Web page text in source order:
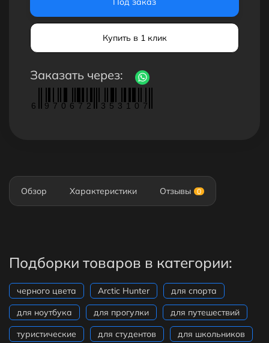
Купить в 1 клик
Заказать через:
6 9 7 0 6 7 2 3 5 3 1 0 7
Обзор Характеристики Отзывы 0
Подборки товаров в категории:
черного цвета Arctic Hunter
для спорта
для ноутбука
для прогулки
для путешествий
туристические
для студентов
для школьников